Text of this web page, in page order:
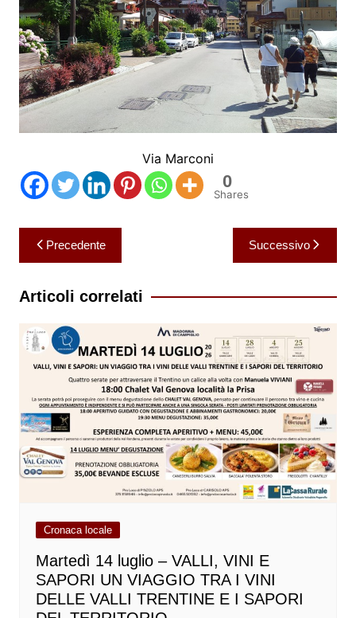
Via Marconi
0
Shares
Navigazione
articoli
Precedente Successivo
Articoli correlati
Cronaca locale
Martedì 14 luglio – VALLI, VINI E
SAPORI UN VIAGGIO TRA I VINI
DELLE VALLI TRENTINE E I SAPORI